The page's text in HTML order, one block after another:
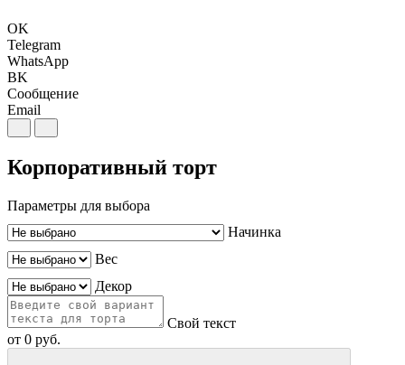
OK
Telegram
WhatsApp
BK
Сообщение
Email
Корпоративный торт
Параметры для выбора
Начинка
Вес
Декор
Свой текст
от 0 руб.